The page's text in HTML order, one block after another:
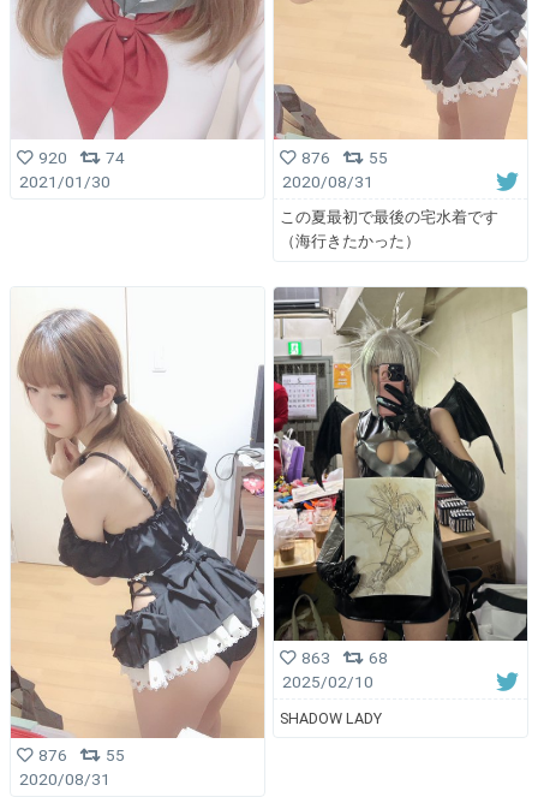
920
74
2021/01/30
876
55
2020/08/31
この夏最初で最後の宅水着です
（海行きたかった）
876
55
2020/08/31
863
68
2025/02/10
SHADOW LADY